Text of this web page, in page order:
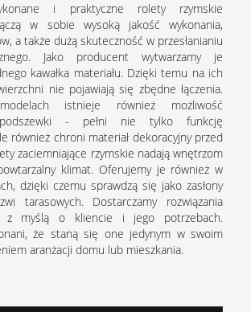
i praktyczne rolety rzymskie
w sobie wysoką jakość wykonania,
a także dużą skuteczność w przesłanianiu
Jako producent wytwarzamy je
kawałka materiału. Dzięki temu na ich
nie pojawiają się zbędne łączenia.
istnieje również możliwość
podszewki - pełni nie tylko funkcję
również chroni materiał dekoracyjny przed
zaciemniające rzymskie nadają wnętrzom
klimat. Oferujemy je również w
dzięki czemu sprawdzą się jako zasłony
tarasowych. Dostarczamy rozwiązania
z myślą o kliencie i jego potrzebach.
że staną się one jedynym w swoim
aranżacji domu lub mieszkania.